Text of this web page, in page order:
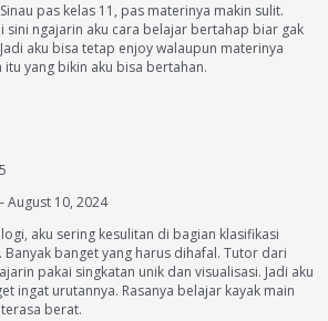
pas kelas 11, pas materinya makin sulit.
sini ngajarin aku cara belajar bertahap biar gak
aku bisa tetap enjoy walaupun materinya
itu yang bikin aku bisa bertahan.
August 10, 2024
aku sering kesulitan di bagian klasifikasi
Banyak banget yang harus dihafal. Tutor dari
pakai singkatan unik dan visualisasi. Jadi aku
ingat urutannya. Rasanya belajar kayak main
berat.